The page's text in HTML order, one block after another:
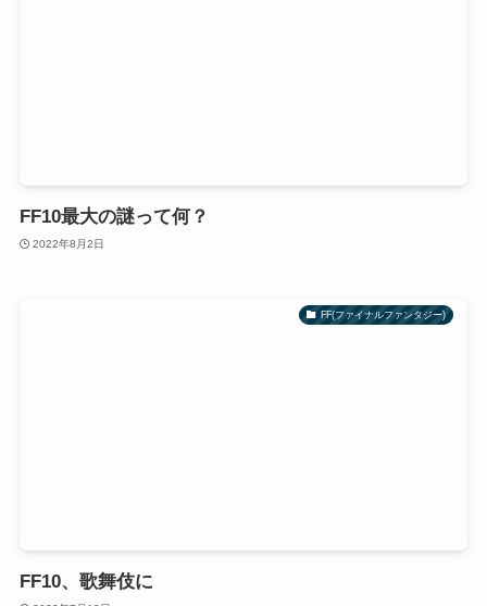
FF10最大の謎って何？
2022年8月2日
FF(ファイナルファンタジー)
FF10、歌舞伎に